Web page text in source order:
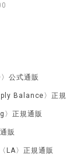
公式通販
Balance〉正
〉正規通販
販
LA〉正規通販